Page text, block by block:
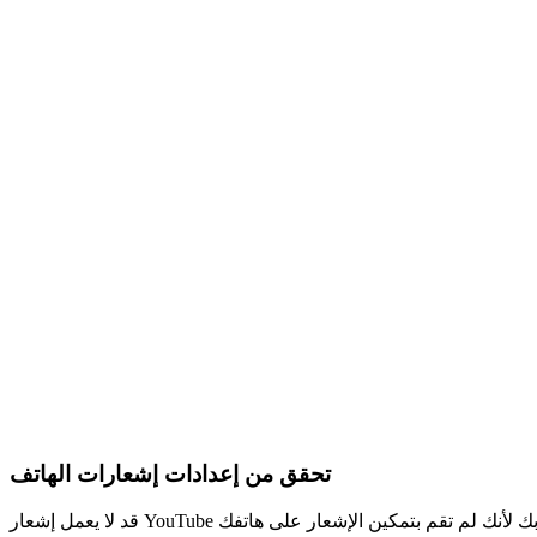
تحقق من إعدادات إشعارات الهاتف